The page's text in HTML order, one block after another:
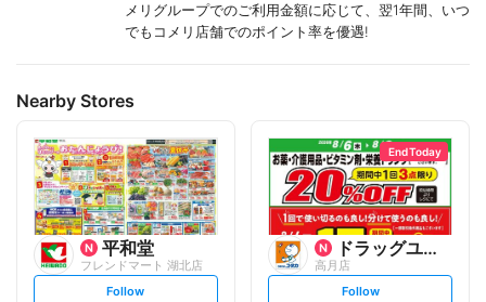
メリグループでのご利用金額に応じて、翌1年間、いつ
でもコメリ店舗でのポイント率を優遇!
Nearby Stores
平和堂
フレンドマート 湖北店
s
Follow
End Today
ドラッグユタカ
高月店
s
Follow